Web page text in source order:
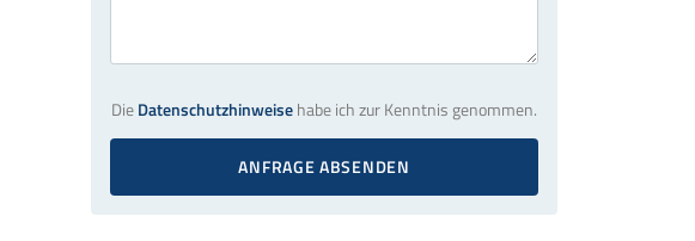
DieDatenschutzhinweisehabe ich zur Kenntnis genommen.
ANFRAGE ABSENDEN